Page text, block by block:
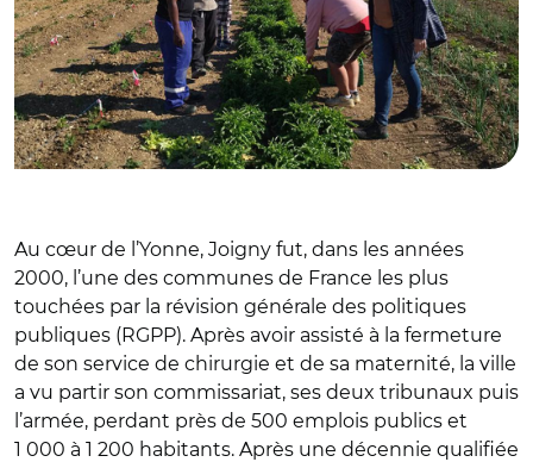
Au cœur de l’Yonne, Joigny fut, dans les années
2000, l’une des communes de France les plus
touchées par la révision générale des politiques
publiques (RGPP). Après avoir assisté à la fermeture
de son service de chirurgie et de sa maternité, la ville
a vu partir son commissariat, ses deux tribunaux puis
l’armée, perdant près de 500 emplois publics et
1 000 à 1 200 habitants. Après une décennie qualifiée